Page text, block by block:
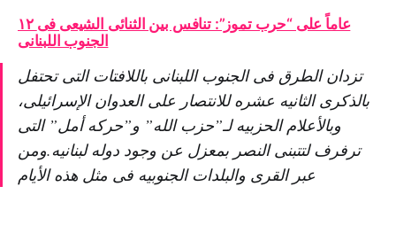
۱۲ عاماً على “حرب تموز”: تنافس بین الثنائی الشیعی فی
الجنوب اللبنانی
تزدان الطرق فی الجنوب اللبنانی باللافتات التی تحتفل
بالذکرى الثانیه عشره للانتصار على العدوان الإسرائیلی،
وبالأعلام الحزبیه لـ”حزب الله” و”حرکه أمل” التی
ترفرف لتتبنى النصر بمعزل عن وجود دوله لبنانیه.ومن
عبر القرى والبلدات الجنوبیه فی مثل هذه الأیام